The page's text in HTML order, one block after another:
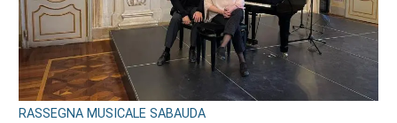
RASSEGNA MUSICALE SABAUDA